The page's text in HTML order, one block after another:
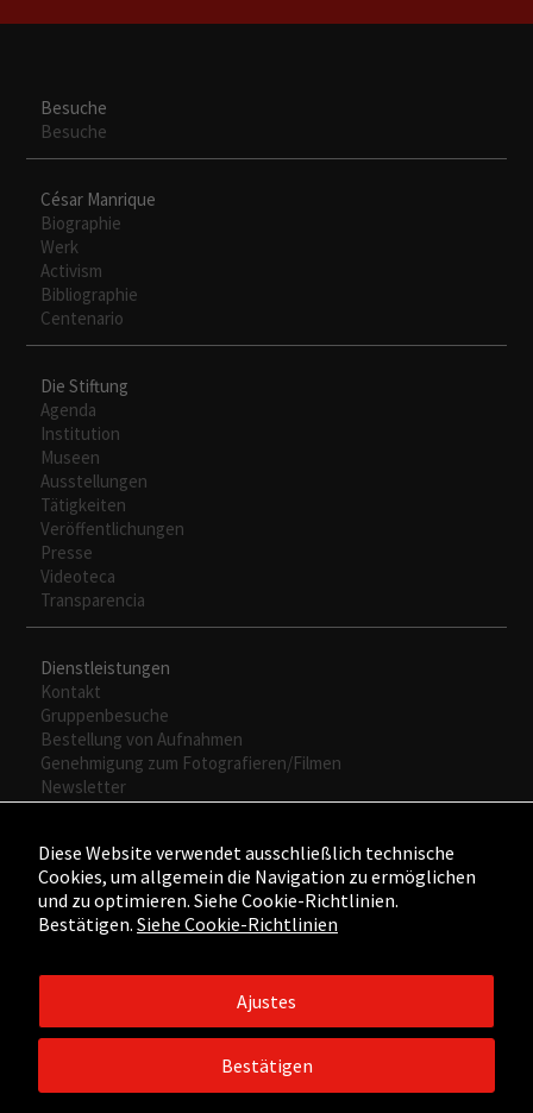
Besuche
Besuche
César Manrique
Biographie
Werk
Activism
Bibliographie
Centenario
Die Stiftung
Agenda
Institution
Museen
Ausstellungen
Tätigkeiten
Veröffentlichungen
Presse
Videoteca
Transparencia
Dienstleistungen
Kontakt
Gruppenbesuche
Bestellung von Aufnahmen
Genehmigung zum Fotografieren/Filmen
Newsletter
©2015 - ©2026 Fundación César Manrique. Todos los derechos
Política de Privacidad/Política de Cookies
web
Diese Website verwendet ausschließlich technische
Cookies, um allgemein die Navigation zu ermöglichen
und zu optimieren. Siehe Cookie-Richtlinien.
Bestätigen. Siehe Cookie-Richtlinien
Ajustes
Bestätigen
mejor posible
visita. Si
cookies,
algunas
funcionalidades
desaparecerán